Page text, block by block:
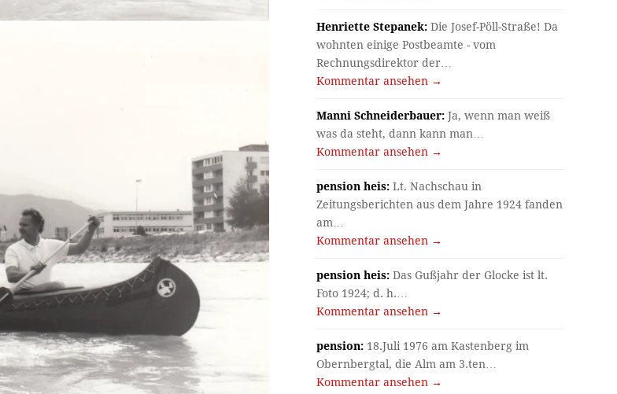
Henriette Stepanek: Die Josef-Pöll-Straße! Da
wohnten einige Postbeamte - vom
Rechnungsdirektor der…
Kommentar ansehen →
Manni Schneiderbauer: Ja, wenn man weiß
was da steht, dann kann man…
Kommentar ansehen →
pension heis: Lt. Nachschau in
Zeitungsberichten aus dem Jahre 1924 fanden
am…
Kommentar ansehen →
pension heis: Das Gußjahr der Glocke ist lt.
Foto 1924; d. h.…
Kommentar ansehen →
pension: 18.Juli 1976 am Kastenberg im
Obernbergtal, die Alm am 3.ten…
Kommentar ansehen →